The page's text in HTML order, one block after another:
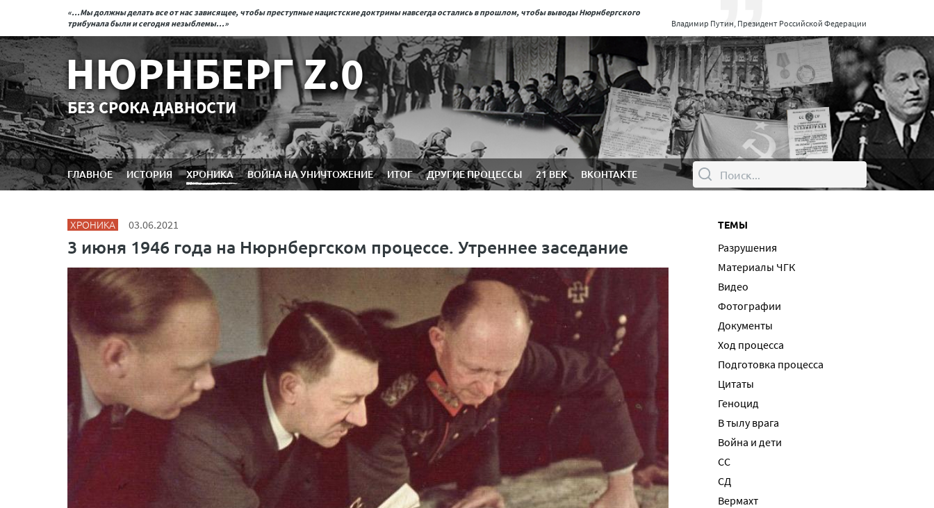
«...Мы должны делать все от нас зависящее, чтобы преступные нацистские доктрины навсегда остались в прошлом, чтобы выводы Нюрнбергского
трибунала были и сегодня незыблемы...»
Владимир Путин, Президент Российской Федерации
НЮРНБЕРГ Z.0
БЕЗ СРОКА ДАВНОСТИ
ГЛАВНОЕ ИСТОРИЯ ХРОНИКА ВОЙНА НА УНИЧТОЖЕНИЕ ИТОГ ДРУГИЕ ПРОЦЕССЫ 21 ВЕК ВКОНТАКТЕ
ХРОНИКА 03.06.2021
3 июня 1946 года на Нюрнбергском процессе. Утреннее заседание
ТЕМЫ
Разрушения
Материалы ЧГК
Видео
Фотографии
Документы
Ход процесса
Подготовка процесса
Цитаты
Геноцид
В тылу врага
Война и дети
СС
СД
Вермахт